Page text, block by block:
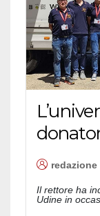
redazione
Il rettore ha
Udine in